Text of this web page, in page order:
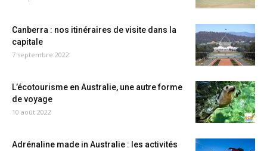
Canberra : nos itinéraires de visite dans la
capitale
7 septembre 2022
L’écotourisme en Australie, une autre forme
de voyage
10 août 2022
Adrénaline made in Australie : les activités